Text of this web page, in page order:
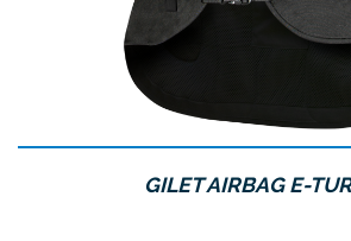
GILET AIRBAG E-